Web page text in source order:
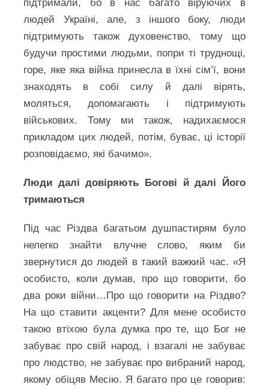
підтримали, бо в нас багато віруючих в
людей Україні, але, з іншого боку, люди
підтримують також духовенство, тому що
будучи простими людьми, попри ті труднощі,
горе, яке яка війна принесла в їхні сім’ї, вони
знаходять в собі силу й далі вірять,
моляться, допомагають і підтримують
військових. Тому ми також, надихаємося
прикладом цих людей, потім, буває, ці історії
розповідаємо, які бачимо».
Люди далі довіряють Богові й далі Його
тримаються
Під час Різдва багатьом душпастирям було
нелегко знайти влучне слово, яким би
звернутися до людей в такий важкий час. «Я
особисто, коли думав, про що говорити, бо
два роки війни…Про що говорити на Різдво?
На що ставити акценти? Для мене особисто
такою втіхою була думка про те, що Бог не
забуває про свій народ, і взагалі не забуває
про людство, не забуває про вибраний народ,
якому обіцяв Месію. Я багато про це говорив: